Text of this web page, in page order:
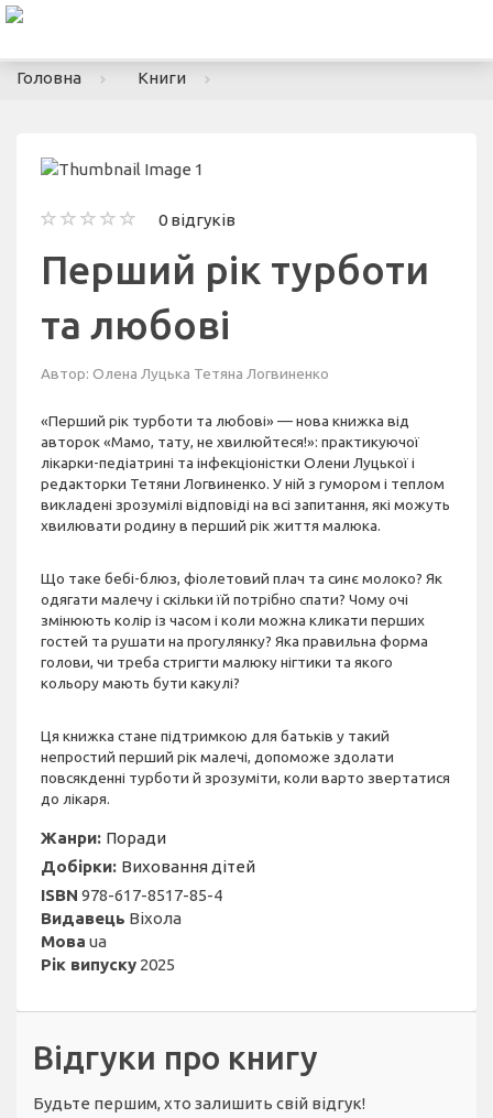
Головна
Книги
0 відгуків
Перший рік турботи
та любові
Автор: Олена Луцька Тетяна Логвиненко
«Перший рік турботи та любові» — нова книжка від
авторок «Мамо, тату, не хвилюйтеся!»: практикуючої
лікарки-педіатрині та інфекціоністки Олени Луцької і
редакторки Тетяни Логвиненко. У ній з гумором і теплом
викладені зрозумілі відповіді на всі запитання, які можуть
хвилювати родину в перший рік життя малюка.
Що таке бебі-блюз, фіолетовий плач та синє молоко? Як
одягати малечу і скільки їй потрібно спати? Чому очі
змінюють колір із часом і коли можна кликати перших
гостей та рушати на прогулянку? Яка правильна форма
голови, чи треба стригти малюку нігтики та якого
кольору мають бути какулі?
Ця книжка стане підтримкою для батьків у такий
непростий перший рік малечі, допоможе здолати
повсякденні турботи й зрозуміти, коли варто звертатися
до лікаря.
Жанри: Поради
Добірки: Виховання дітей
ISBN 978-617-8517-85-4
Видавець Віхола
Мова ua
Рік випуску 2025
Відгуки про книгу
Будьте першим, хто залишить свій відгук!